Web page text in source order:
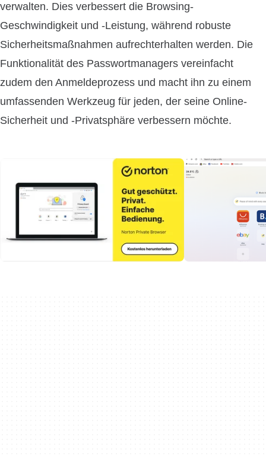
verwalten. Dies verbessert die Browsing-
Geschwindigkeit und -Leistung, während robuste
Sicherheitsmaßnahmen aufrechterhalten werden. Die
Funktionalität des Passwortmanagers vereinfacht
zudem den Anmeldeprozess und macht ihn zu einem
umfassenden Werkzeug für jeden, der seine Online-
Sicherheit und -Privatsphäre verbessern möchte.